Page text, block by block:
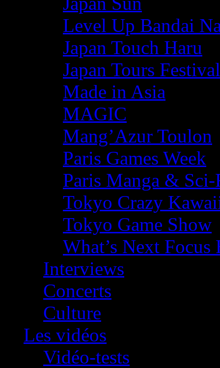
Level Up Bandai
Japan Touch Haru
Japan Tours Festival
Made in Asia
MAGIC
Mang’Azur Toulon
Paris Games Week
Paris Manga &
Tokyo Crazy
Tokyo Game Show
What’s Next
Interviews
Concerts
Culture
Les vidéos
Vidéo-tests